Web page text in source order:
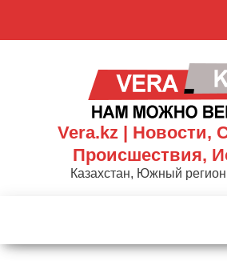
Vera.kz | Новости,
Происшествия,
Казахстан, Южный